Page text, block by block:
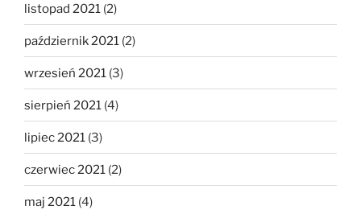
listopad 2021 (2)
październik 2021 (2)
wrzesień 2021 (3)
sierpień 2021 (4)
lipiec 2021 (3)
czerwiec 2021 (2)
maj 2021 (4)